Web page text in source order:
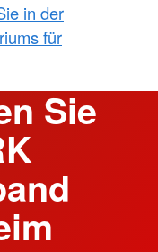
in der
für
Sie